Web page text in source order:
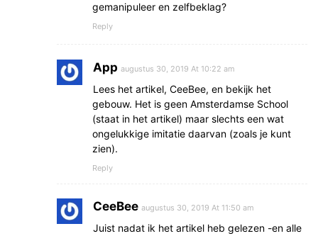
gemanipuleer en zelfbeklag?
Reply
App augustus 30, 2019 At 10:22 am
Lees het artikel, CeeBee, en bekijk het
gebouw. Het is geen Amsterdamse School
(staat in het artikel) maar slechts een wat
ongelukkige imitatie daarvan (zoals je kunt
zien).
Reply
CeeBee augustus 30, 2019 At 11:50 am
Juist nadat ik het artikel heb gelezen -en alle